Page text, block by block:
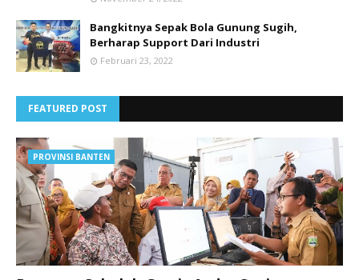
Bangkitnya Sepak Bola Gunung Sugih,
Berharap Support Dari Industri
Februari 23, 2022
FEATURED POST
PROVINSI BANTEN